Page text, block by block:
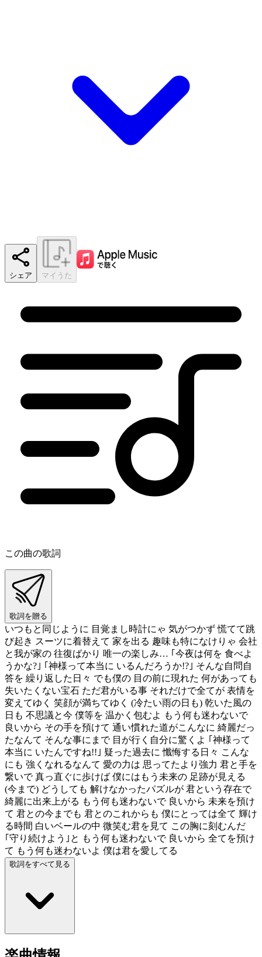
シェア マイうた
この曲の歌詞
歌詞を贈る
いつもと同じように 目覚まし時計にゃ 気がつかず 慌てて跳
び起き スーツに着替えて 家を出る 趣味も特になけりゃ 会社
と我が家の 往復ばかり 唯一の楽しみ… ｢今夜は何を 食べよ
うかな?｣ ｢神様って本当に いるんだろうか!?｣ そんな自問自
答を 繰り返した日々 でも僕の 目の前に現れた 何があっても
失いたくない宝石 ただ君がいる事 それだけで全てが 表情を
変えてゆく 笑顔が満ちてゆく (冷たい雨の日も) 乾いた風の
日も 不思議と今 僕等を 温かく包むよ もう何も迷わないで
良いから その手を預けて 通い慣れた道がこんなに 綺麗だっ
たなんて そんな事にまで 目が行く自分に驚くよ ｢神様って
本当に いたんですね!!｣ 疑った過去に 懺悔する日々 こんな
にも 強くなれるなんて 愛の力は 思ってたより強力 君と手を
繋いで 真っ直ぐに歩けば 僕にはもう未来の 足跡が見える
(今まで) どうしても 解けなかったパズルが 君という存在で
綺麗に出来上がる もう何も迷わないで 良いから 未来を預け
て 君との今までも 君とのこれからも 僕にとっては全て 輝け
る時間 白いベールの中 微笑む君を見て この胸に刻むんだ
｢守り続けよう｣と もう何も迷わないで 良いから 全てを預け
て もう何も迷わないよ 僕は君を愛してる
歌詞をすべて見る